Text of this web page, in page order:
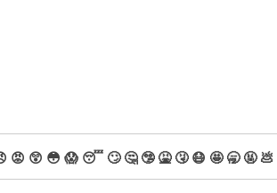
😡 😲 😳 😱 😴 🙄 🤔 🤥 🤮 🤧 😷 🤩 🥱 🤬 💩